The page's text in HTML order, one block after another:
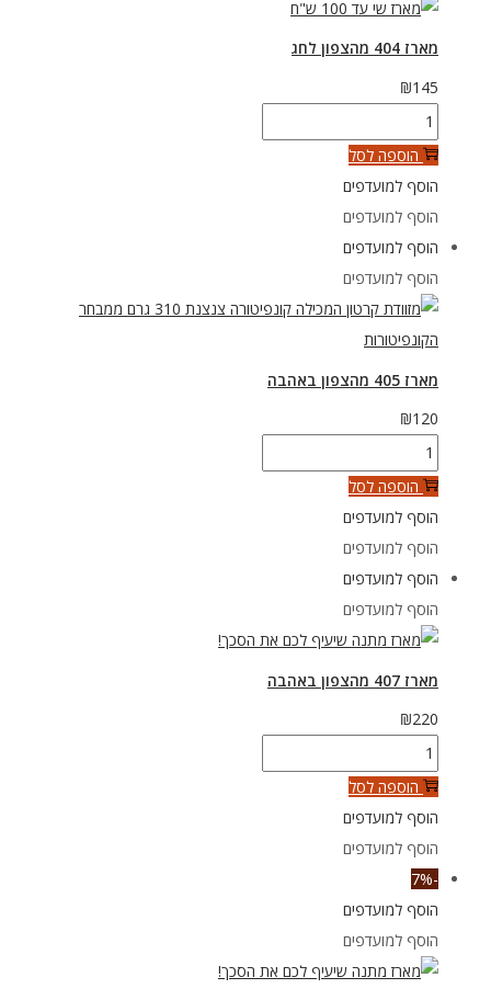
מארז 404 מהצפון לחג
₪145
כמות
של
מארז
404
מהצפון
לחג
הוספה לסל
הוסף למועדפים
הוסף למועדפים
הוסף למועדפים
הוסף למועדפים
מארז 405 מהצפון באהבה
₪120
כמות
של
מארז
405
מהצפון
באהבה
הוספה לסל
הוסף למועדפים
הוסף למועדפים
הוסף למועדפים
הוסף למועדפים
מארז 407 מהצפון באהבה
₪220
כמות
של
מארז
407
מהצפון
באהבה
הוספה לסל
הוסף למועדפים
הוסף למועדפים
-7%
הוסף למועדפים
הוסף למועדפים